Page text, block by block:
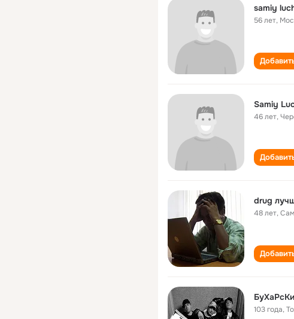
samiy
56 лет,
Samiy
46 лет,
drug
48 лет,
103 года,